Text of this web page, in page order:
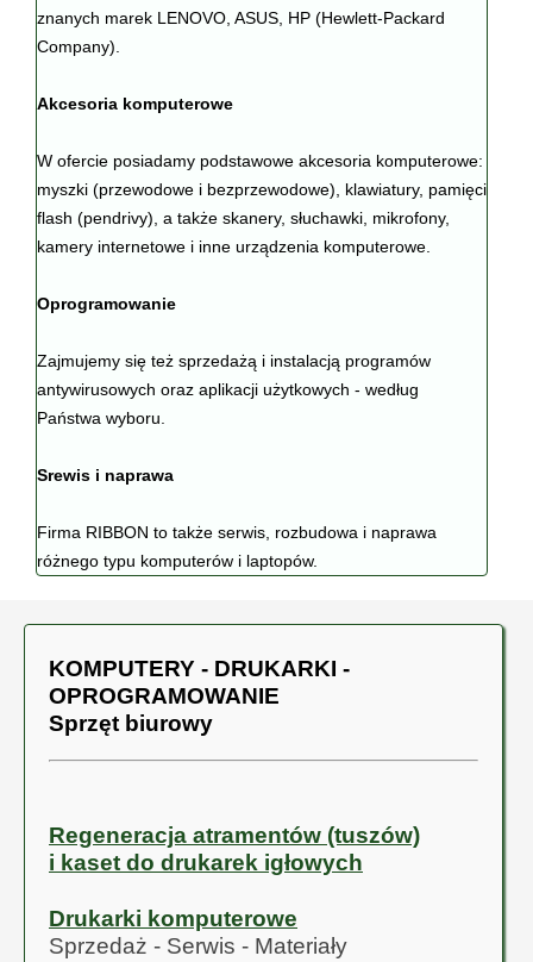
znanych marek LENOVO, ASUS, HP (Hewlett-Packard
Company).
Akcesoria komputerowe
W ofercie posiadamy podstawowe akcesoria komputerowe:
myszki (przewodowe i bezprzewodowe), klawiatury, pamięci
flash (pendrivy), a także skanery, słuchawki, mikrofony,
kamery internetowe i inne urządzenia komputerowe.
Oprogramowanie
Zajmujemy się też sprzedażą i instalacją programów
antywirusowych oraz aplikacji użytkowych - według
Państwa wyboru.
Srewis i naprawa
Firma RIBBON to także serwis, rozbudowa i naprawa
różnego typu komputerów i laptopów.
KOMPUTERY - DRUKARKI -
OPROGRAMOWANIE
Sprzęt biurowy
Regeneracja atramentów (tuszów)
i kaset do drukarek igłowych
Drukarki komputerowe
Sprzedaż - Serwis - Materiały